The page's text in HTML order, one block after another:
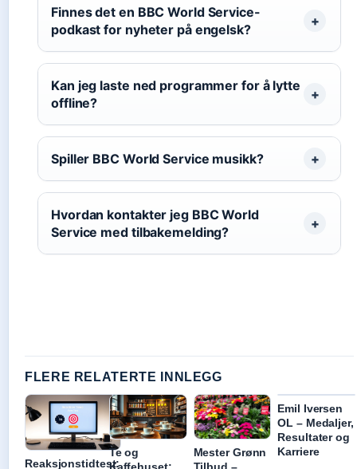
Finnes det en BBC World Service-
podkast for nyheter på engelsk?
Kan jeg laste ned programmer for å lytte
offline?
Spiller BBC World Service musikk?
Hvordan kontakter jeg BBC World
Service med tilbakemelding?
FLERE RELATERTE INNLEGG
Reaksjonstidtest:
Te og
Mester Grønn
Emil Iversen
OL – Medaljer,
Resultater og
Karriere